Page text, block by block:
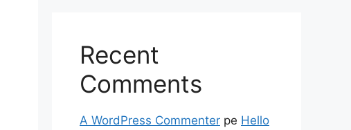
Recent
Comments
A WordPress Commenter pe Hello